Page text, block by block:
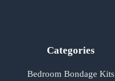
Categories
Bedroom Bondage Kits